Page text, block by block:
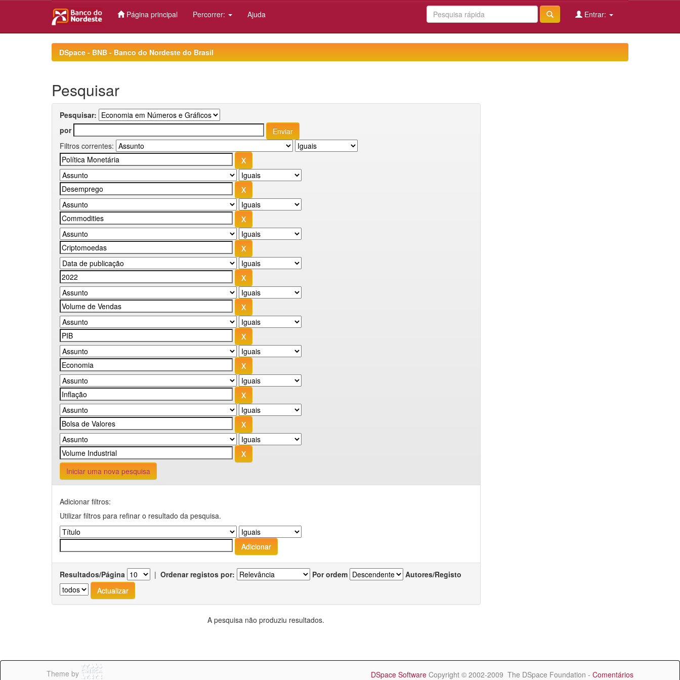
Página principal Percorrer: Ajuda Entrar:
DSpace - BNB - Banco do Nordeste do Brasil
Pesquisar
Pesquisar:
por
Filtros correntes:
Iniciar uma nova pesquisa
Adicionar filtros:
Utilizar filtros para refinar o resultado da pesquisa.
Resultados/Página | Ordenar registos por: Por ordem Autores/Registo
A pesquisa não produziu resultados.
Theme by DSpace Software Copyright © 2002-2009 The DSpace Foundation - Comentários